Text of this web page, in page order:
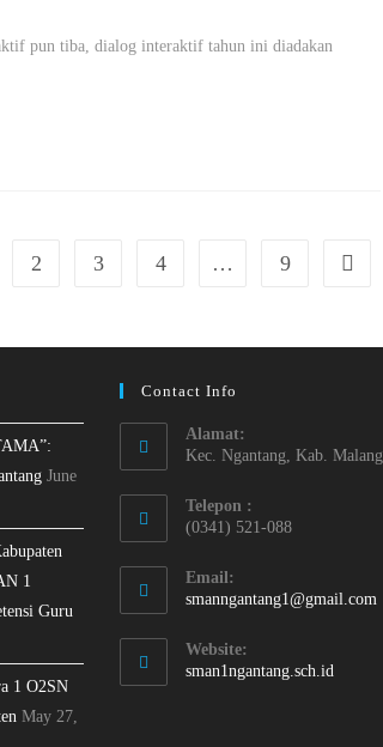
pun tiba, dialog interaktif tahun ini diadakan
2 3 4 … 9
June
1
Guru
1 O2SN
May 27,
Contact Info
Alamat:
Kec. Ngantang, Kab. Malang
Telepon :
(0341) 521-088
Email:
smanngantang1@gmail.com
Website:
sman1ngantang.sch.id